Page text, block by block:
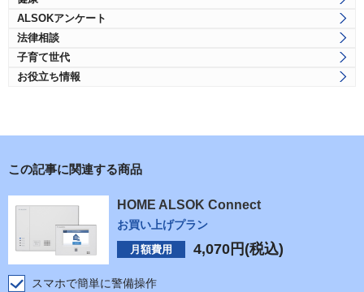
ALSOKアンケート
法律相談
子育て世代
お役立ち情報
この記事に関連する商品
HOME ALSOK Connect
お買い上げプラン
月額費用 4,070 円(税込)
スマホで簡単に警備操作